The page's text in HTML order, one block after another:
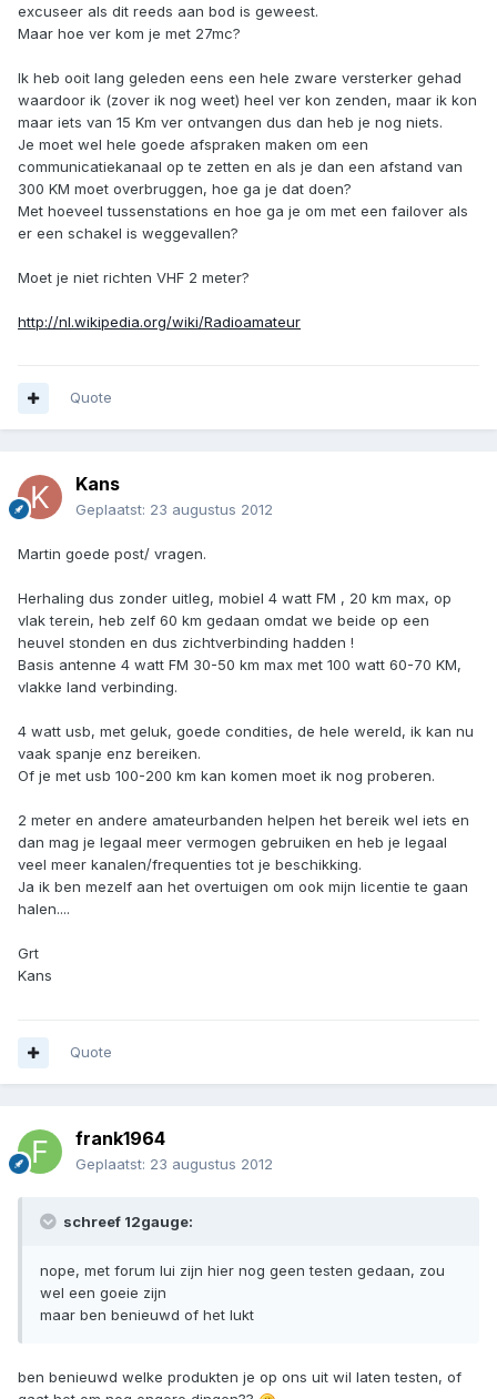
excuseer als dit reeds aan bod is geweest.
Maar hoe ver kom je met 27mc?
Ik heb ooit lang geleden eens een hele zware versterker gehad
waardoor ik (zover ik nog weet) heel ver kon zenden, maar ik kon
maar iets van 15 Km ver ontvangen dus dan heb je nog niets.
Je moet wel hele goede afspraken maken om een
communicatiekanaal op te zetten en als je dan een afstand van
300 KM moet overbruggen, hoe ga je dat doen?
Met hoeveel tussenstations en hoe ga je om met een failover als
er een schakel is weggevallen?
Moet je niet richten VHF 2 meter?
http://nl.wikipedia.org/wiki/Radioamateur
Quote
Kans
Geplaatst: 23 augustus 2012
Martin goede post/ vragen.
Herhaling dus zonder uitleg, mobiel 4 watt FM , 20 km max, op
vlak terein, heb zelf 60 km gedaan omdat we beide op een
heuvel stonden en dus zichtverbinding hadden !
Basis antenne 4 watt FM 30-50 km max met 100 watt 60-70 KM,
vlakke land verbinding.
4 watt usb, met geluk, goede condities, de hele wereld, ik kan nu
vaak spanje enz bereiken.
Of je met usb 100-200 km kan komen moet ik nog proberen.
2 meter en andere amateurbanden helpen het bereik wel iets en
dan mag je legaal meer vermogen gebruiken en heb je legaal
veel meer kanalen/frequenties tot je beschikking.
Ja ik ben mezelf aan het overtuigen om ook mijn licentie te gaan
halen....
Grt
Kans
Quote
frank1964
Geplaatst: 23 augustus 2012
schreef 12gauge:
nope, met forum lui zijn hier nog geen testen gedaan, zou
wel een goeie zijn
maar ben benieuwd of het lukt
ben benieuwd welke produkten je op ons uit wil laten testen, of